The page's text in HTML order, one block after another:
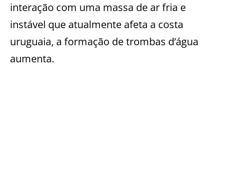
interação com uma massa de ar fria e
instável que atualmente afeta a costa
uruguaia, a formação de trombas d’água
aumenta.